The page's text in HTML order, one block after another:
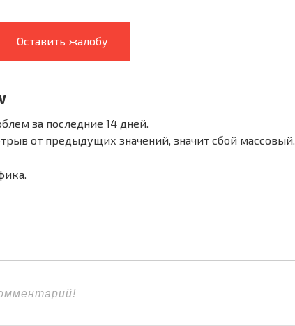
Оставить жалобу
за последние 14 дней.
от предыдущих значений, значит сбой массовый.